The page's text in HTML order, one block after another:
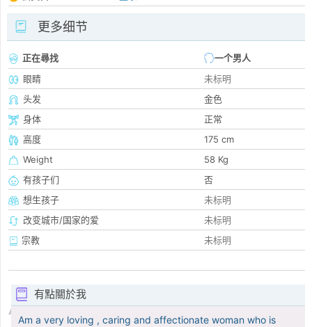
更多细节
正在尋找
一个男人
眼睛
未标明
头发
金色
身体
正常
高度
175 cm
Weight
58 Kg
有孩子们
否
想生孩子
未标明
改变城市/国家的爱
未标明
宗教
未标明
有點關於我
Am a very loving , caring and affectionate woman who is